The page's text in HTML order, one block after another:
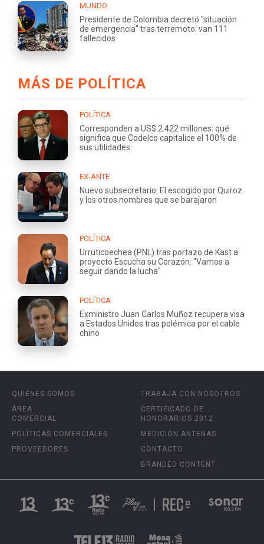
MUNDO
Presidente de Colombia decretó "situación
de emergencia" tras terremoto: van 111
fallecidos
MÁS DE POLÍTICA
POLÍTICA
Corresponden a US$.2.422 millones: qué
significa que Codelco capitalice el 100% de
sus utilidades
EX-ANTE
Nuevo subsecretario: El escogido por Quiroz
y los otros nombres que se barajaron
POLÍTICA
Urruticoechea (PNL) tras portazo de Kast a
proyecto Escucha su Corazón: "Vamos a
seguir dando la lucha"
POLÍTICA
Exministro Juan Carlos Muñoz recupera visa
a Estados Unidos tras polémica por el cable
chino
QUIÉNES SOMOS
ÁREA
COMERCIAL
POLÍTICAS COMERCIALES
PROVEEDORES
TRABAJA CON NOSOTROS
CERTIFICADO DE
HONORARIOS 2012
MEDICIÓN ANTENAS
CONTACTO
BRANDED CONTENT